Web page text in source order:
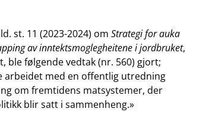
st. 11 (2023-2024) om Strategi for auka
av inntektsmoglegheitene i jordbruket,
ble følgende vedtak (nr. 560) gjort;
arbeidet med en offentlig utredning
om fremtidens matsystemer, der
blir satt i sammenheng.»